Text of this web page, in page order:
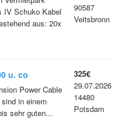
IV Schuko Kabel
aus: 20x
90587
Veitsbronn
u. co
u. 10m IP65
Power Cable
in einem
sehr guten...
325€
29.07.2026
14480
Potsdam